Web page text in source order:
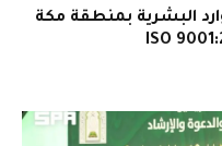
البشرية بمنطقة مكة